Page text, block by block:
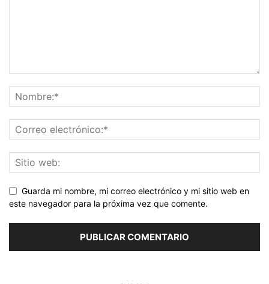
Guarda mi nombre, mi correo electrónico y mi sitio web en
este navegador para la próxima vez que comente.